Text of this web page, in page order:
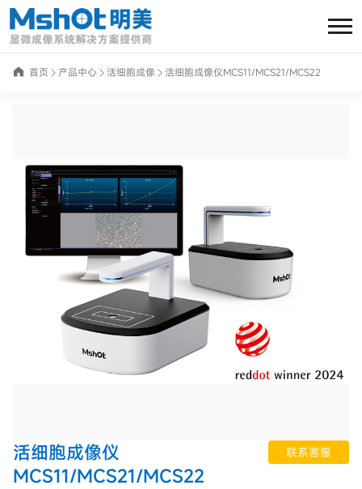
首页 产品中心 活细胞成像 活细胞成像仪MCS11/MCS21/MCS22
活细胞成像仪
MCS11/MCS21/MCS22
联系客服